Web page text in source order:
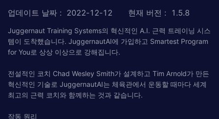
업데이트 날짜 : 2022-12-12 현재 버전 : 1.5.8
Juggernaut Training Systems의 혁신적인 A.I. 근력 트레이닝 시스
템이 도착했습니다. JuggernautAI에 가입하고 Smartest Program
for You로 상상 이상으로 강해집니다.
전설적인 코치 Chad Wesley Smith가 설계하고 Tim Arnold가 만든
혁신적인 기술로 JuggernautAI는 체육관에서 운동할 때마다 세계
최고의 근력 코치와 함께하는 것과 같습니다.
작동 원리